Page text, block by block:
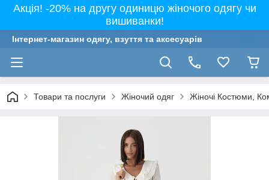
Акція! -20% на другу одиницю жіночого одягу чи
вишиванки!
Інтернет-магазин одягу, взуття та аксесуарів
Товари та послуги Жіночий одяг Жіночі Костюми,